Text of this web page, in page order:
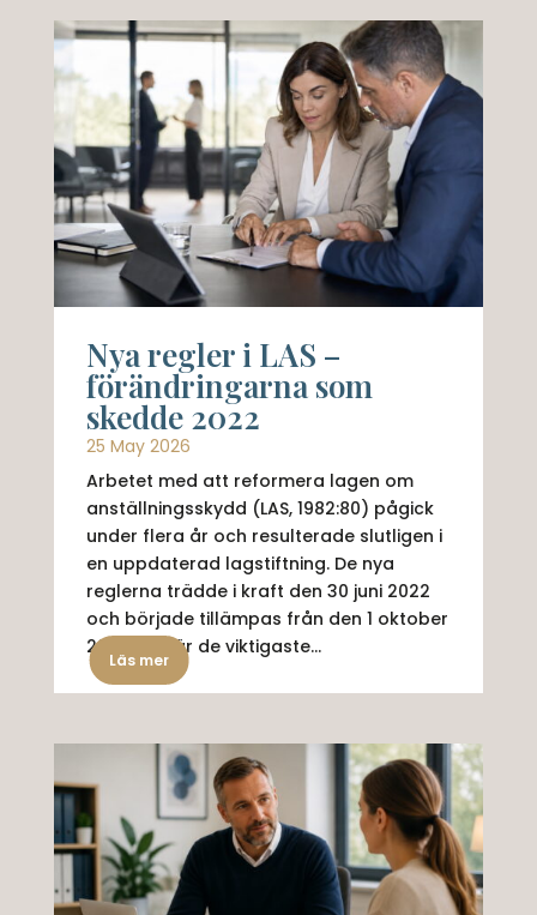
Nya regler i LAS –
förändringarna som
skedde 2022
25 May 2026
Arbetet med att reformera lagen om
anställningsskydd (LAS, 1982:80) pågick
under flera år och resulterade slutligen i
en uppdaterad lagstiftning. De nya
reglerna trädde i kraft den 30 juni 2022
och började tillämpas från den 1 oktober
2022. Här är de viktigaste...
Läs mer